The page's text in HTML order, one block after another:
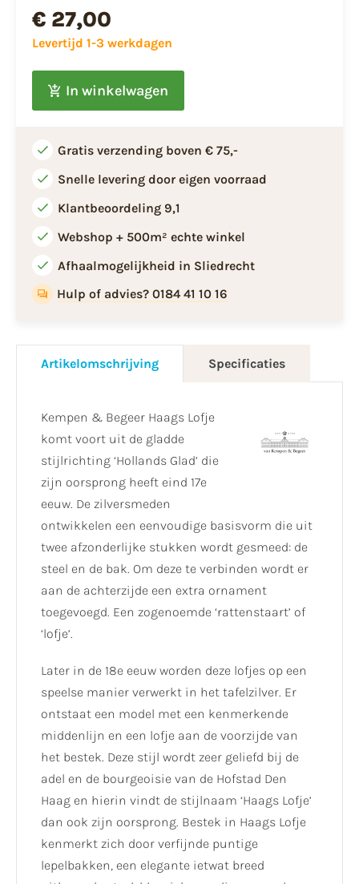
€ 27,00
Levertijd 1-3 werkdagen
In winkelwagen
Gratis verzending boven € 75,-
Snelle levering door eigen voorraad
Klantbeoordeling 9,1
Webshop + 500m² echte winkel
Afhaalmogelijkheid in Sliedrecht
Hulp of advies? 0184 41 10 16
Artikelomschrijving Specificaties
Kempen & Begeer Haags Lofje
komt voort uit de gladde
stijlrichting ‘Hollands Glad’ die
zijn oorsprong heeft eind 17e
eeuw. De zilversmeden
ontwikkelen een eenvoudige basisvorm die uit
twee afzonderlijke stukken wordt gesmeed: de
steel en de bak. Om deze te verbinden wordt er
aan de achterzijde een extra ornament
toegevoegd. Een zogenoemde ‘rattenstaart’ of
‘lofje’.
Later in de 18e eeuw worden deze lofjes op een
speelse manier verwerkt in het tafelzilver. Er
ontstaat een model met een kenmerkende
middenlijn en een lofje aan de voorzijde van
het bestek. Deze stijl wordt zeer geliefd bij de
adel en de bourgeoisie van de Hofstad Den
Haag en hierin vindt de stijlnaam ‘Haags Lofje’
dan ook zijn oorsprong. Bestek in Haags Lofje
kenmerkt zich door verfijnde puntige
lepelbakken, een elegante ietwat breed